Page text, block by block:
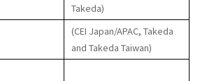
Takeda)
(CEI Japan/APAC, Takeda
and Takeda Taiwan)